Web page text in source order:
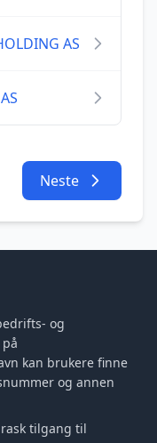
AS
Neste
og
kan brukere finne
og annen
tilgang til